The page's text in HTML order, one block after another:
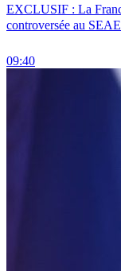
EXCLUSIF : La
controversée au SEAE
09:40